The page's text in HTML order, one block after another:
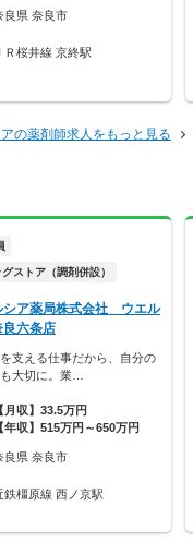
良県 奈良市
Ｒ桜井線 京終駅
の薬剤師求人をもっと見る
グストア（調剤併設）
シア薬局株式会社 ウエル
良六条店
支える仕事だから、自分の
大切に。業…
【月収】33.5万円
【年収】515万円～650万円
良県 奈良市
鉄橿原線 西ノ京駅